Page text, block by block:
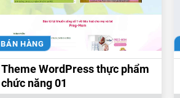
BÁN HÀNG
Theme WordPress thực phẩm
chức năng 01